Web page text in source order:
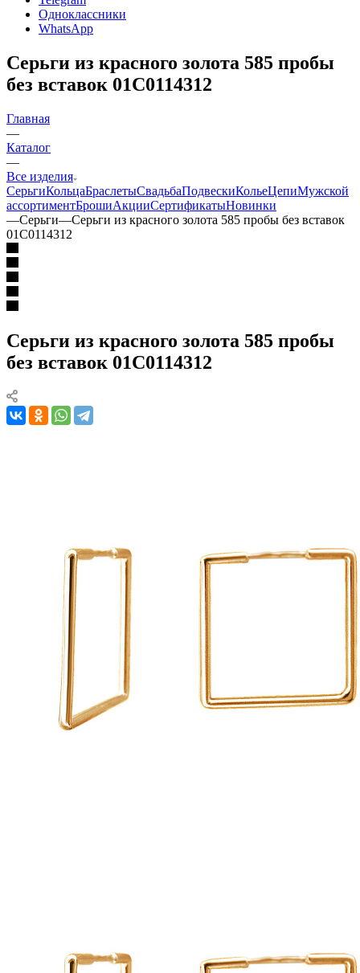
Одноклассники
WhatsApp
Серьги из красного золота 585 пробы
без вставок 01С0114312
Главная
—
Каталог
—
Все изделия
СерьгиКольцаБраслетыСвадьбаПодвескиКольеЦепиМужской
ассортиментБрошиАкцииСертификатыНовинки
—Серьги—Серьги из красного золота 585 пробы без вставок
01С0114312
Серьги из красного золота 585 пробы
без вставок 01С0114312